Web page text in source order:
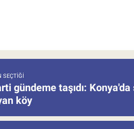
SEÇTIĞI
gündeme taşıdı:
köy